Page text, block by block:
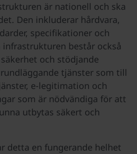
är nationell och ska
Den inkluderar hårdvara,
specifikationer och
infrastrukturen består också
och stödjande
tjänster som till
e-legitimation och
som är nödvändiga för att
utbytas säkert och
detta en fungerande helhet